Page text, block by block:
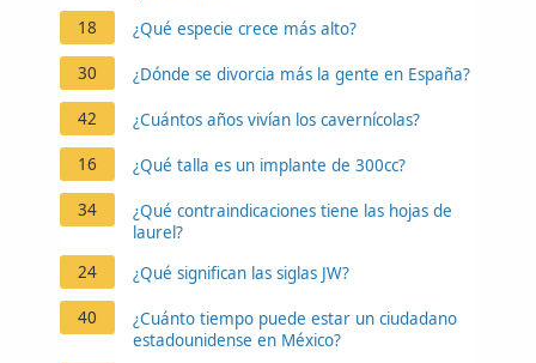
18
¿Qué especie crece más alto?
30 ¿Dónde se divorcia más la gente en España?
42 ¿Cuántos años vivían los cavernícolas?
16 ¿Qué talla es un implante de 300cc?
34
¿Qué contraindicaciones tiene las hojas de
laurel?
24
¿Qué significan las siglas JW?
40
¿Cuánto tiempo puede estar un ciudadano
estadounidense en México?